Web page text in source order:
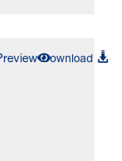
Download